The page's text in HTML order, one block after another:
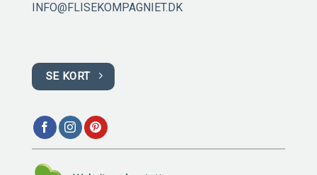
INFO@FLISEKOMPAGNIET.DK
SE KORT